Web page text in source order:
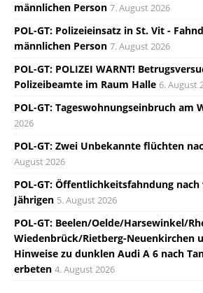
männlichen Person 7. August 2026
POL-GT: Polizeieinsatz in St. Vit -
männlichen Person 7. August 2026
POL-GT: POLIZEI WARNT!
Polizeibeamte im Raum Halle 6. August
POL-GT: Tageswohnungseinbruch am
2026
POL-GT: Zwei Unbekannte flüchten
August 2026
POL-GT: Öffentlichkeitsfahndung
Jährigen 5. August 2026
POL-GT: Beelen/Oelde/Harsewinkel/
Wiedenbrück/Rietberg-Neuenkirchen
Hinweise zu dunklen Audi A 6 nach
erbeten 4. August 2026